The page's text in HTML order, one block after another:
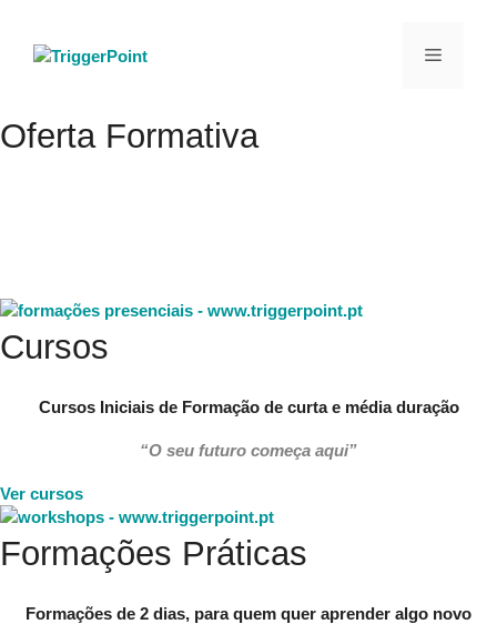
Menu
Oferta Formativa
Cursos
Cursos Iniciais de Formação de curta e média duração
“O seu futuro começa aqui”
Ver cursos
Formações Práticas
Formações de 2 dias, para quem quer aprender algo novo